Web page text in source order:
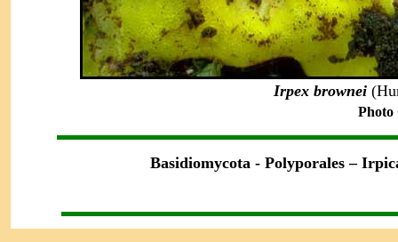
Irpex brownei
Photo
Basidiomycota - Polyporales –